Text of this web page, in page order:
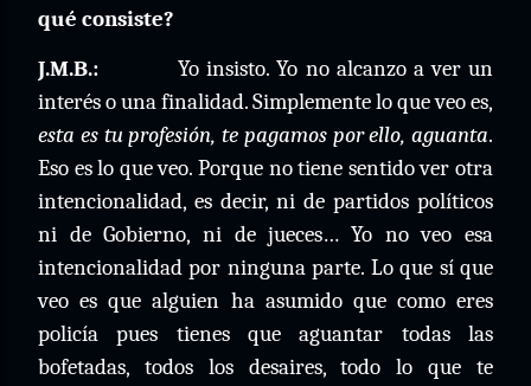
qué consiste?
J.M.B.:
Yo insisto. Yo no alcanzo a ver un
interés o una finalidad. Simplemente lo que veo es,
esta es tu profesión, te pagamos por ello, aguanta.
Eso es lo que veo. Porque no tiene sentido ver otra
intencionalidad, es decir, ni de partidos políticos
ni de Gobierno, ni de jueces… Yo no veo esa
intencionalidad por ninguna parte. Lo que sí que
veo es que alguien ha asumido que como eres
policía pues tienes que aguantar todas las
bofetadas, todos los desaires, todo lo que te